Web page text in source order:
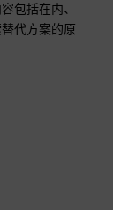
包括在内、
代方案的原